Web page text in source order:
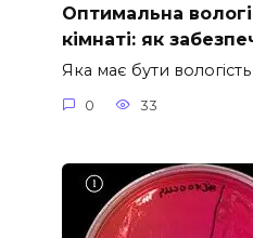
Оптимальна
кімнаті: як
Яка має бути вологість
0 33